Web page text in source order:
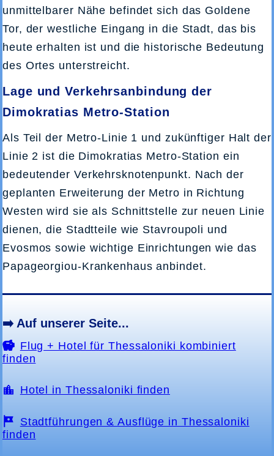
unmittelbarer Nähe befindet sich das Goldene
Tor, der westliche Eingang in die Stadt, das bis
heute erhalten ist und die historische Bedeutung
des Ortes unterstreicht.
Lage und Verkehrsanbindung der
Dimokratias Metro-Station
Als Teil der Metro-Linie 1 und zukünftiger Halt der
Linie 2 ist die Dimokratias Metro-Station ein
bedeutender Verkehrsknotenpunkt. Nach der
geplanten Erweiterung der Metro in Richtung
Westen wird sie als Schnittstelle zur neuen Linie
dienen, die Stadtteile wie Stavroupoli und
Evosmos sowie wichtige Einrichtungen wie das
Papageorgiou-Krankenhaus anbindet.
➡️ Auf unserer Seite...
Flug + Hotel für Thessaloniki kombiniert
finden
Hotel in Thessaloniki finden
Stadtführungen & Ausflüge in Thessaloniki
finden